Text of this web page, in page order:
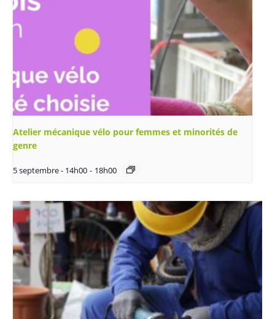
Atelier mécanique vélo pour femmes et minorités de
genre
5 septembre - 14h00 - 18h00